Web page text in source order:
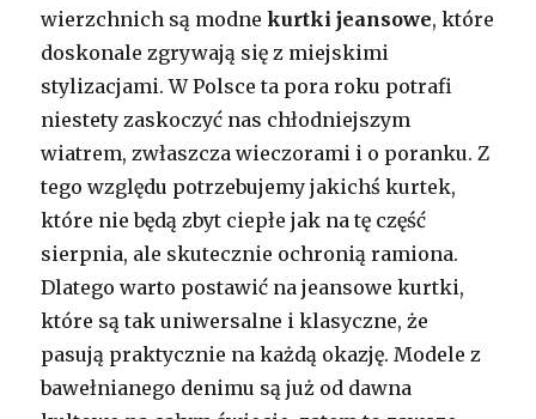
wierzchnich są modnekurtki jeansowe, które
doskonale zgrywają się z miejskimi
stylizacjami. W Polsce ta pora roku potrafi
niestety zaskoczyć nas chłodniejszym
wiatrem, zwłaszcza wieczorami i o poranku. Z
tego względu potrzebujemy jakichś kurtek,
które nie będą zbyt ciepłe jak na tę część
sierpnia, ale skutecznie ochronią ramiona.
Dlatego warto postawić na jeansowe kurtki,
które są tak uniwersalne i klasyczne, że
pasują praktycznie na każdą okazję. Modele z
bawełnianego denimu są już od dawna